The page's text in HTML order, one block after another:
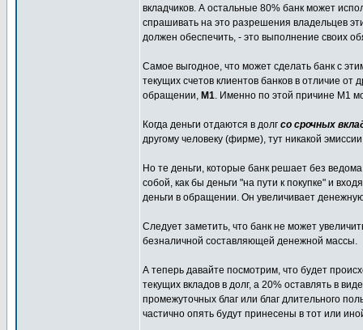
вкладчиков. А остальные 80% банк может
спрашивать на это разрешения владельцев
должен обеспечить, - это выполнение своих
Самое выгодное, что может сделать банк с
текущих счетов клиентов банков в отличие от
обращении, М1. Именно по этой причине М1
Когда деньги отдаются в долг со срочных
другому человеку (фирме), тут никакой
Но те деньги, которые банк решает без
собой, как бы деньги "на пути к покупке" и
деньги в обращении. Он увеличивает
Следует заметить, что банк не может
безналичной составляющей денежной массы.
А теперь давайте посмотрим, что будет
текущих вкладов в долг, а 20% оставлять в
промежуточных благ или благ длительного
частично опять будут принесены в тот или